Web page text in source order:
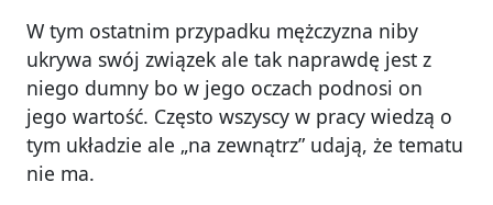
W tym ostatnim przypadku mężczyzna niby
ukrywa swój związek ale tak naprawdę jest z
niego dumny bo w jego oczach podnosi on
jego wartość. Często wszyscy w pracy wiedzą o
tym układzie ale „na zewnątrz” udają, że tematu
nie ma.